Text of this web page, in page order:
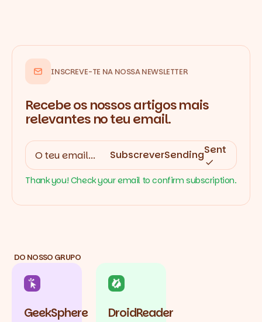
INSCREVE-TE NA NOSSA NEWSLETTER
Recebe os nossos artigos mais
relevantes no teu email.
SubscreverSendingSent
Thank you! Check your email to confirm subscription.
DO NOSSO GRUPO
GeekSphere DroidReader